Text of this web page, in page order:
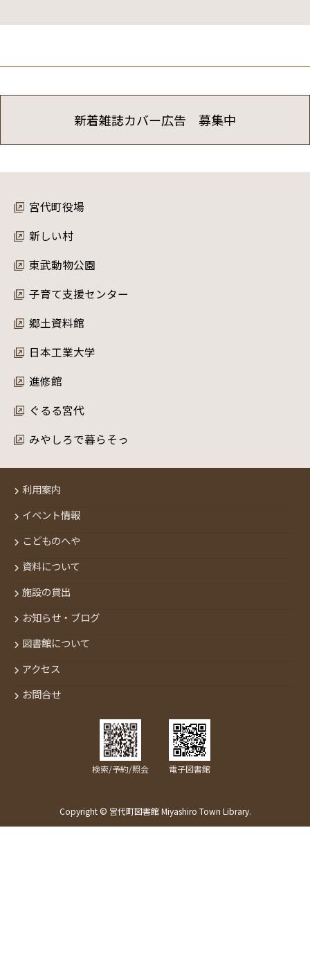
新着雑誌カバー広告 募集中
宮代町役場
新しい村
東武動物公園
子育て支援センター
郷土資料館
日本工業大学
進修館
ぐるる宮代
みやしろで暮らそっ
利用案内
イベント情報
こどものへや
資料について
施設の貸出
お知らせ・ブログ
図書館について
アクセス
お問合せ
検索/予約/照会 電子図書館
Copyright © 宮代町図書館 Miyashiro Town Library.